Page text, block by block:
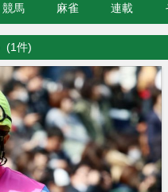
競馬 麻雀 連載
(1件)